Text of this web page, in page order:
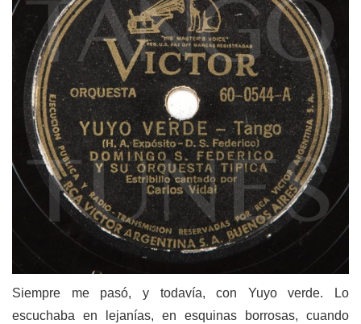
Siempre me pasó, y todavía, con Yuyo verde. Lo
escuchaba en lejanías, en esquinas borrosas, cuando